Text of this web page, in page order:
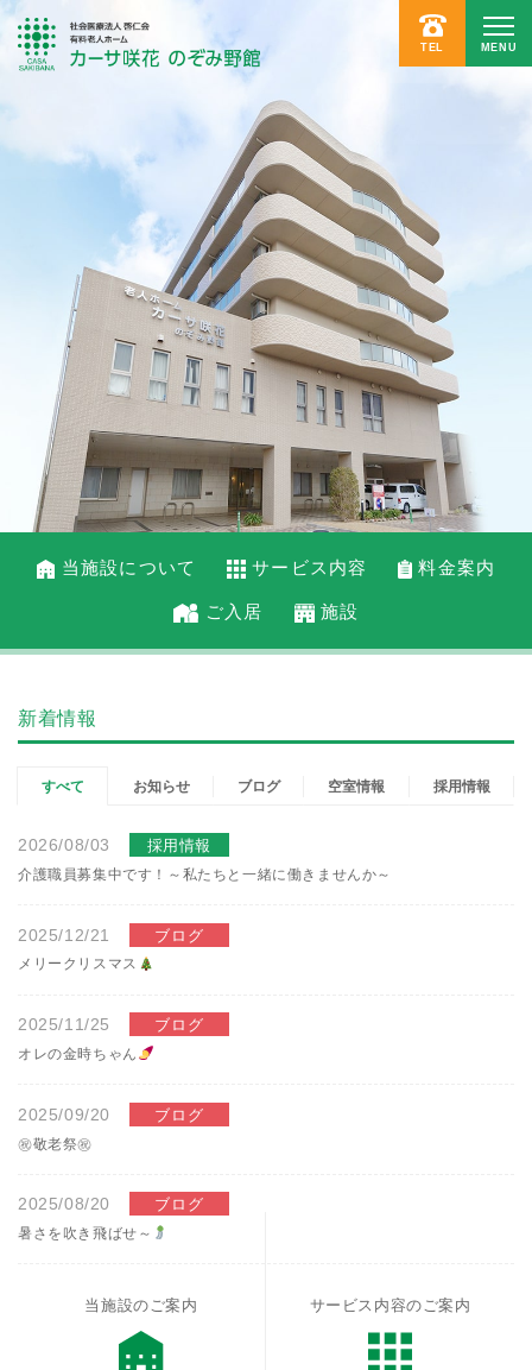
TEL MENU
当施設について サービス内容 料金案内
ご入居 施設
新着情報
すべて お知らせ ブログ 空室情報 採用情報
2026/08/03 採用情報
介護職員募集中です！～私たちと一緒に働きませんか～
2025/12/21 ブログ
メリークリスマス
2025/11/25 ブログ
オレの金時ちゃん
2025/09/20 ブログ
㊗敬老祭㊗
2025/08/20 ブログ
暑さを吹き飛ばせ～
当施設のご案内 サービス内容のご案内